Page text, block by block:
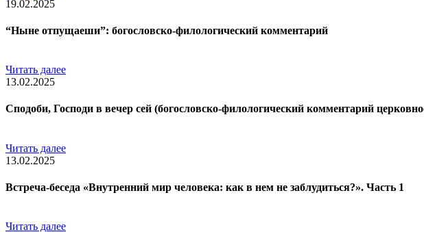
19.02.2025
“Ныне отпущаеши”: богословско-филологический комментарий
Читать далее
13.02.2025
Сподоби, Господи в вечер сей (богословско-филологический комментарий
Читать далее
13.02.2025
Встреча-беседа «Внутренний мир человека: как в нем не заблудиться?». Часть 1
Читать далее